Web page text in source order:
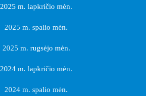
2025 m. lapkričio mėn.
2025 m. spalio mėn.
2025 m. rugsėjo mėn.
2024 m. lapkričio mėn.
2024 m. spalio mėn.